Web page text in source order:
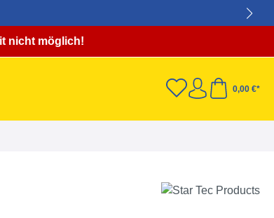
nicht möglich!
0,00 €*